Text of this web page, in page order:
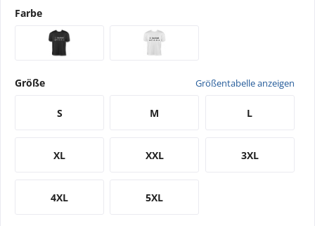
Farbe
Größe Größentabelle anzeigen
S M L
XL XXL 3XL
4XL 5XL